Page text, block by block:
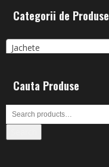
Categorii de Produse
Jachete
Cauta Produse